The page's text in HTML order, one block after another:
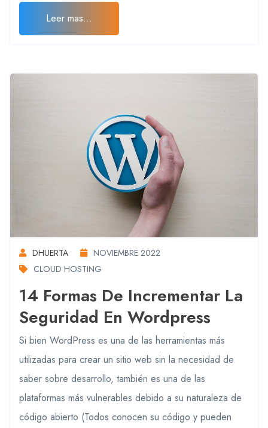
Leer mas...
DHUERTA
NOVIEMBRE 2022
CLOUD HOSTING
14 Formas De Incrementar La
Seguridad En Wordpress
Si bien WordPress es una de las herramientas más
utilizadas para crear un sitio web sin la necesidad de
saber sobre desarrollo, también es una de las
plataformas más vulnerables debido a su naturaleza de
código abierto (Todos conocen su código y pueden